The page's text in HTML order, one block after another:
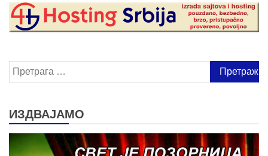
Претрага
за:
ИЗДВАЈАМО